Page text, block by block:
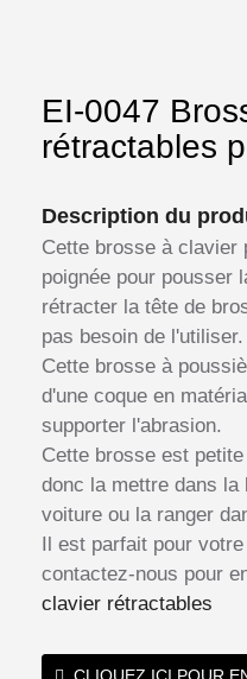
EI-0047
rétractables
Description du
Cette brosse à clavier
poignée pour pousser
rétracter la tête de
pas besoin de l'utiliser.
Cette brosse à
d'une coque en
supporter l'abrasion.
Cette brosse est
donc la mettre dans la
voiture ou la ranger
Il est parfait pour
contactez-nous pour
clavier rétractables